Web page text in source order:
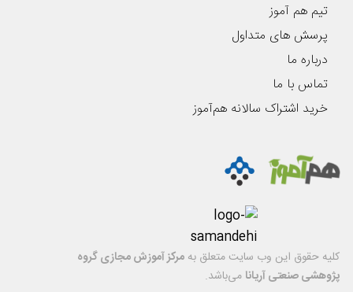
تیم هم آموز
پرسش های متداول
درباره ما
تماس با ما
خرید اشتراک سالانه هم‌آموز
کليه حقوق اين وب سایت متعلق به مرکز آموزش مجازی گروه
پژوهشی صنعتی آریانا می‌باشد.